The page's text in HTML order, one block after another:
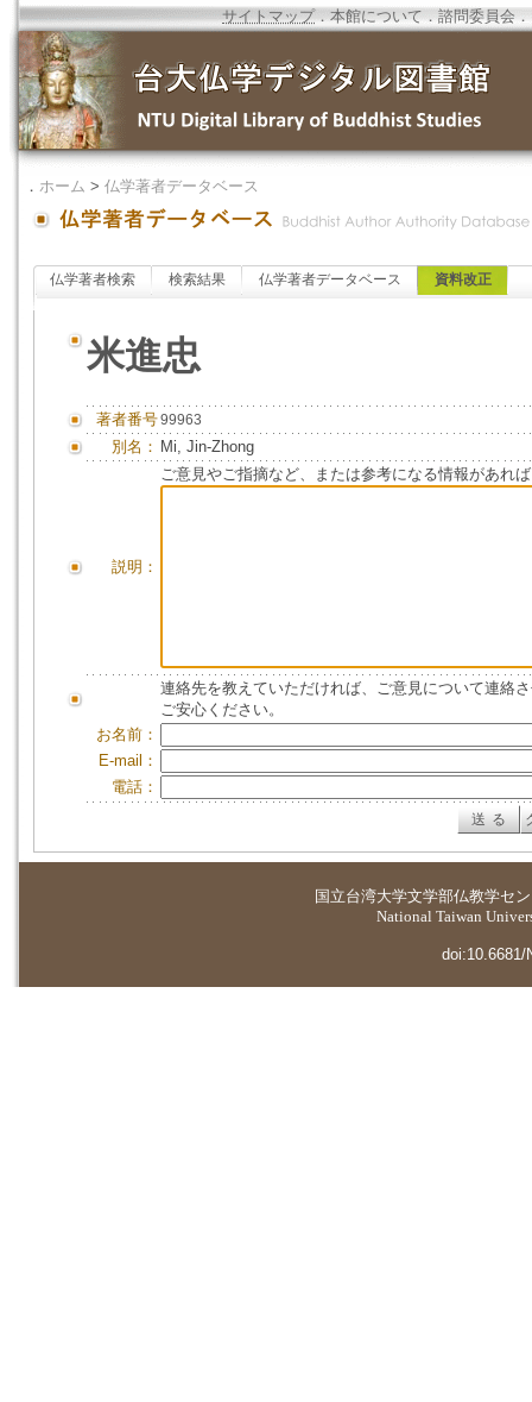
サイトマップ．本館について ．諮問委員会 ．
． ホーム > 仏学著者データベース
仏学著者検索 検索結果 仏学著者データベース 資料改正
米進忠
著者番号99963
別名： Mi, Jin-Zhong
説明：
ご意見やご指摘など、または参考になる情報があれ
連絡先を教えていただければ、ご意見について連絡
ご安心ください。
お名前：
E-mail：
電話：
国立台湾大学文学部仏教学セ
National Taiwan
doi:10.6681/